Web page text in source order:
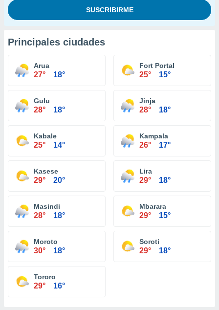
Principales ciudades
Arua
27° 18°
Fort Portal
25° 15°
Gulu
28° 18°
Jinja
28° 18°
Kabale
25° 14°
Kampala
26° 17°
Kasese
29° 20°
Lira
29° 18°
Masindi
28° 18°
Mbarara
29° 15°
Moroto
30° 18°
Soroti
29° 18°
Tororo
29° 16°